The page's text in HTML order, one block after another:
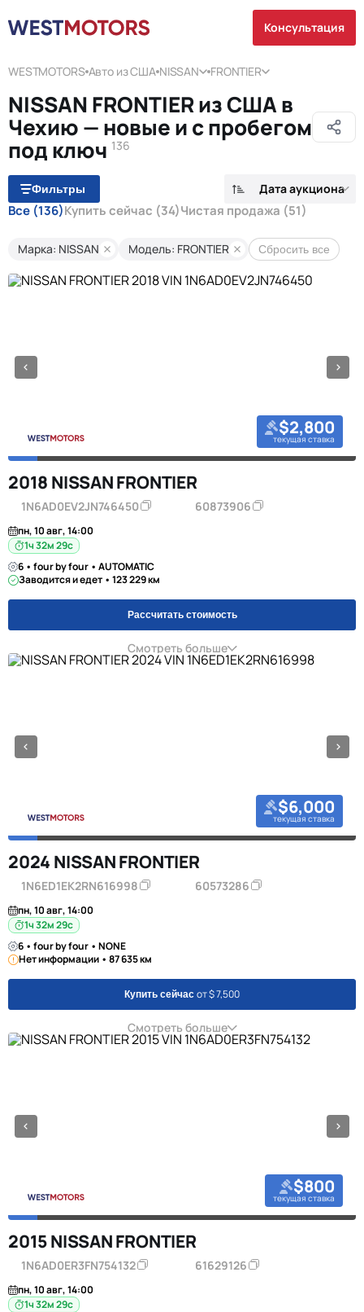
Консультация
WESTMOTORS Авто из США NISSAN FRONTIER
NISSAN FRONTIER из США в
Чехию — новые и с пробегом
под ключ 136
Фильтры Дата аукциона
Все (136)Купить сейчас (34)Чистая продажа (51)
Марка: NISSAN Модель: FRONTIER Сбросить все
$2,800
текущая ставка
2018 NISSAN FRONTIER
1N6AD0EV2JN746450 60873906
пн, 10 авг, 14:00
1ч 32м 28с
6 • four by four • AUTOMATIC
Заводится и едет • 123 229 км
Рассчитать стоимость
Смотреть больше
$6,000
текущая ставка
2024 NISSAN FRONTIER
1N6ED1EK2RN616998 60573286
пн, 10 авг, 14:00
1ч 32м 28с
6 • four by four • NONE
Нет информации • 87 635 км
Купить сейчас от $ 7,500
Смотреть больше
$800
текущая ставка
2015 NISSAN FRONTIER
1N6AD0ER3FN754132 61629126
пн, 10 авг, 14:00
1ч 32м 28с